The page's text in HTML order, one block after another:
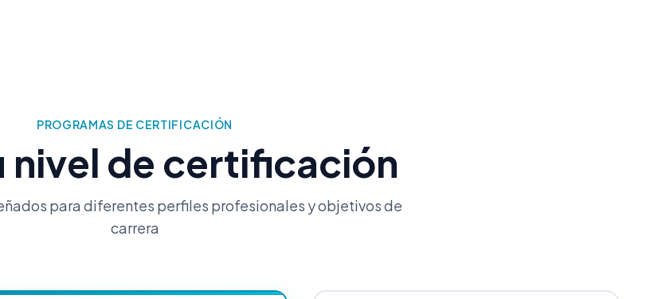
PROGRAMAS DE CERTIFICACIÓN
nivel de certificación
para diferentes perfiles profesionales y objetivos de
carrera